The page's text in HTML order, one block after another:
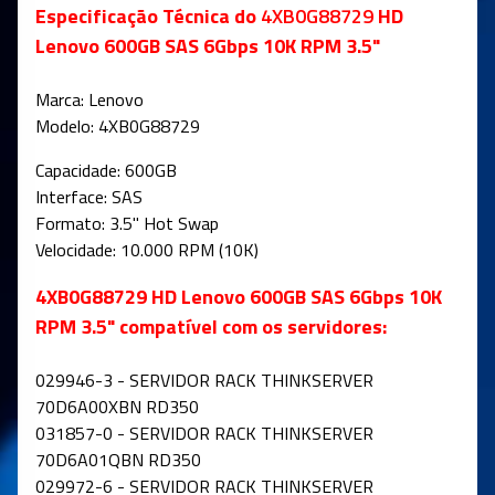
Especificação Técnica do4XB0G88729HD
Lenovo 600GB SAS 6Gbps 10K RPM 3.5"
Marca: Lenovo
Modelo: 4XB0G88729
Capacidade: 600GB
Interface: SAS
Formato: 3.5" Hot Swap
Velocidade: 10.000 RPM (10K)
4XB0G88729 HD Lenovo 600GB SAS 6Gbps 10K
RPM 3.5" compatível com os servidores:
029946-3 - SERVIDOR RACK THINKSERVER
70D6A00XBN RD350
031857-0 - SERVIDOR RACK THINKSERVER
70D6A01QBN RD350
029972-6 - SERVIDOR RACK THINKSERVER